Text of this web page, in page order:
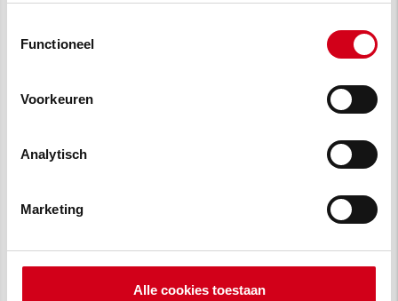
vragen lees je in
Functioneel
Voorkeuren
Analytisch
Marketing
Alle cookies toestaan